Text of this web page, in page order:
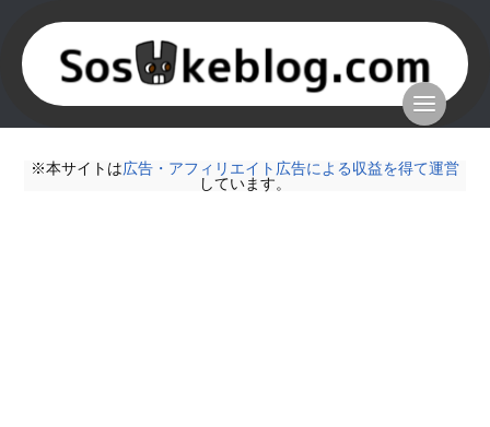
※本サイトは広告・アフィリエイト広告による収益を得て運営
しています。